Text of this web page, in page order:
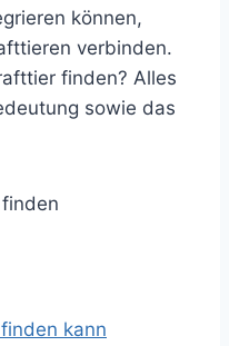
können,
verbinden.
finden? Alles
sowie das
kann